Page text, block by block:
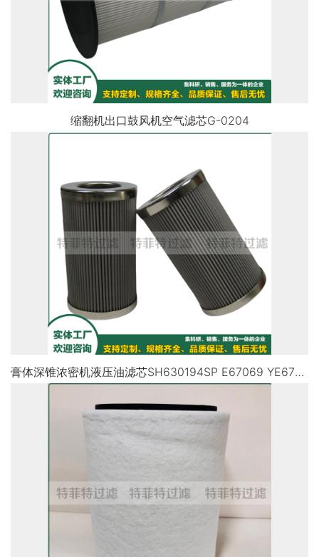
缩翻机出口鼓风机空气滤芯G-0204
膏体深锥浓密机液压油滤芯SH630194SP E67069 YE67069